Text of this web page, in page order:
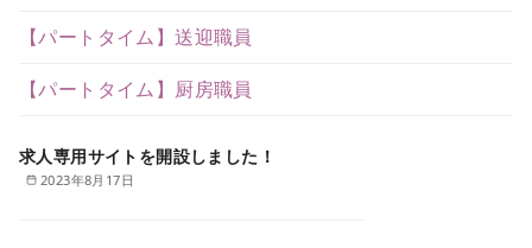
【パートタイム】送迎職員
【パートタイム】厨房職員
2023年8月17日
求人専用サイトを開設しました！